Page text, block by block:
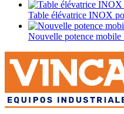
Table élévatrice INOX
Nouvelle potence